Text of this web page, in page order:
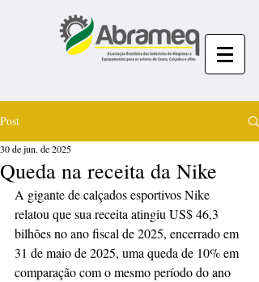
Post
Queda na receita da Nike
30 de jun. de 2025
A gigante de calçados esportivos Nike
relatou que sua receita atingiu US$ 46,3
bilhões no ano fiscal de 2025, encerrado em
31 de maio de 2025, uma queda de 10% em
comparação com o mesmo período do ano